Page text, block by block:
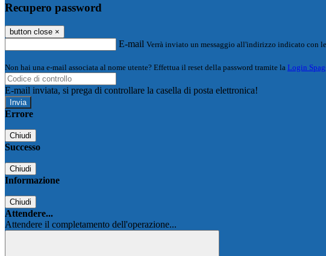
Recupero password
button close ×
E-mail Verrà inviato un messaggio all'indirizzo indicato con
Non hai una e-mail associata al nome utente? Effettua il reset della password tramite la Login
E-mail inviata, si prega di controllare la casella di posta elettronica!
Errore
Chiudi
Successo
Chiudi
Informazione
Chiudi
Attendere...
Attendere il completamento dell'operazione...